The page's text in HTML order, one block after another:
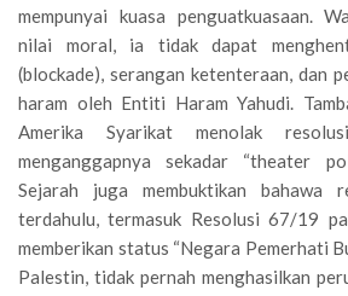
mempunyai kuasa penguatkuasaan.
nilai moral, ia tidak dapat
(blockade), serangan ketenteraan, dan
haram oleh Entiti Haram Yahudi.
Amerika Syarikat menolak
menganggapnya sekadar “theater
Sejarah juga membuktikan bahawa
terdahulu, termasuk Resolusi 67/19
memberikan status “Negara Pemerhati
Palestin, tidak pernah menghasilkan